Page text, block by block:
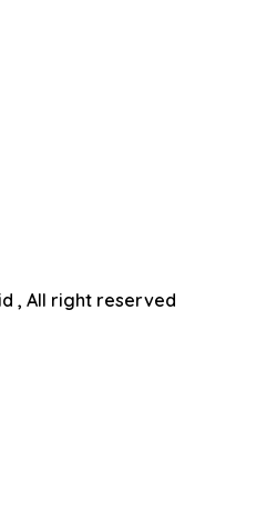
, All right reserved